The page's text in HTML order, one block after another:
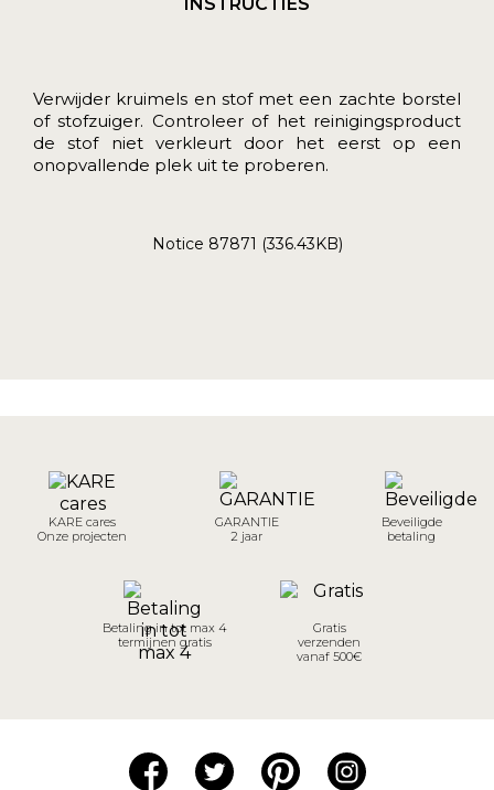
Verwijder kruimels en stof met een zachte borstel
of stofzuiger. Controleer of het reinigingsproduct
de stof niet verkleurt door het eerst op een
onopvallende plek uit te proberen.
Notice 87871 (336.43KB)
KARE cares
Onze projecten
GARANTIE
2 jaar
Beveiligde
betaling
Betaling in tot max 4
termijnen gratis
Gratis
verzenden
vanaf 500€